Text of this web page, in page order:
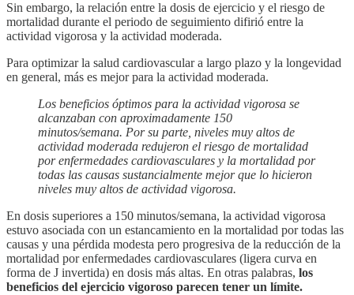
Sin embargo, la relación entre la dosis de ejercicio y el riesgo de
mortalidad durante el periodo de seguimiento difirió entre la
actividad vigorosa y la actividad moderada.
Para optimizar la salud cardiovascular a largo plazo y la longevidad
en general, más es mejor para la actividad moderada.
Los beneficios óptimos para la actividad vigorosa se
alcanzaban con aproximadamente 150
minutos/semana. Por su parte, niveles muy altos de
actividad moderada redujeron el riesgo de mortalidad
por enfermedades cardiovasculares y la mortalidad por
todas las causas sustancialmente mejor que lo hicieron
niveles muy altos de actividad vigorosa.
En dosis superiores a 150 minutos/semana, la actividad vigorosa
estuvo asociada con un estancamiento en la mortalidad por todas las
causas y una pérdida modesta pero progresiva de la reducción de la
mortalidad por enfermedades cardiovasculares (ligera curva en
forma de J invertida) en dosis más altas. En otras palabras, los
beneficios del ejercicio vigoroso parecen tener un límite.